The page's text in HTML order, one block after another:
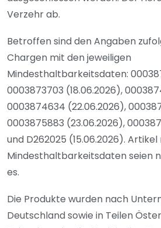
Verzehr ab.
Betroffen sind den Angaben
Chargen mit den jeweiligen
Mindesthaltbarkeitsdaten:
0003873703 (18.06.2026),
0003874634 (22.06.2026),
0003875883 (23.06.2026),
und D262025 (15.06.2026).
Mindesthaltbarkeitsdaten seien
es.
Die Produkte wurden nach
Deutschland sowie in Teilen